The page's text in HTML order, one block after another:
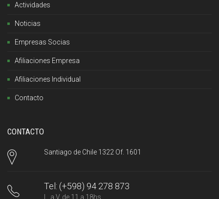
Actividades
Noticias
Empresas Socias
Afiliaciones Empresa
Afiliaciones Individual
Contacto
CONTACTO
Santiago de Chile 1322 Of. 1601
Tel: (+598) 94 278 873
L. a V. de 11 a 18hs.